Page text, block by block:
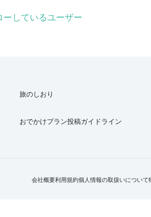
しているユーザー
旅のしおり
おでかけプラン投稿ガイドライン
会社概要利用規約個人情報の取扱いについて